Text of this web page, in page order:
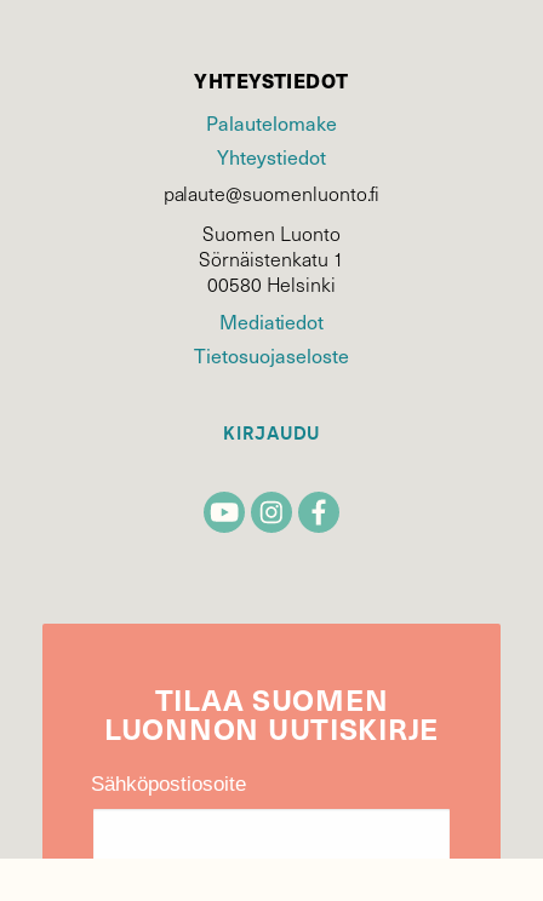
YHTEYSTIEDOT
Palautelomake
Yhteystiedot
palaute@suomenluonto.fi
Suomen Luonto
Sörnäistenkatu 1
00580 Helsinki
Mediatiedot
Tietosuojaseloste
KIRJAUDU
TILAA SUOMEN
LUONNON UUTIS­KIRJE
Sähköpostiosoite